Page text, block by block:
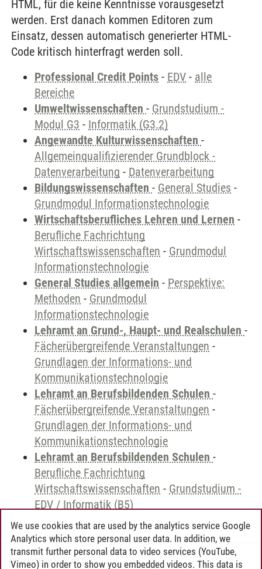
HTML, für die keine Kenntnisse vorausgesetzt
werden. Erst danach kommen Editoren zum
Einsatz, dessen automatisch generierter HTML-
Code kritisch hinterfragt werden soll.
Professional Credit Points - EDV - alle
Bereiche
Umweltwissenschaften - Grundstudium -
Modul G3 - Informatik (G3.2)
Angewandte Kulturwissenschaften -
Allgemeinqualifizierender Grundblock -
Datenverarbeitung - Datenverarbeitung
Bildungswissenschaften - General Studies -
Grundmodul Informationstechnologie
Wirtschaftsberufliches Lehren und Lernen -
Berufliche Fachrichtung
Wirtschaftswissenschaften - Grundmodul
Informationstechnologie
General Studies allgemein - Perspektive:
Methoden - Grundmodul
Informationstechnologie
Lehramt an Grund-, Haupt- und Realschulen -
Fächerübergreifende Veranstaltungen -
Grundlagen der Informations- und
Kommunikationstechnologie
Lehramt an Berufsbildenden Schulen -
Fächerübergreifende Veranstaltungen -
Grundlagen der Informations- und
Kommunikationstechnologie
Lehramt an Berufsbildenden Schulen -
Berufliche Fachrichtung
Wirtschaftswissenschaften - Grundstudium -
EDV / Informatik (B5)
Andreea Tribel 30.06.2024
We use cookies that are used by the analytics service Google
Analytics which store personal user data. In addition, we
transmit further personal data to video services (YouTube,
Vimeo) in order to show you embedded videos. This data is